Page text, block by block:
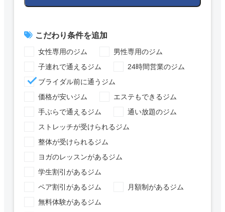
こだわり条件を追加
女性専用のジム
男性専用のジム
子連れで通えるジム
24時間営業のジム
ブライダル前に通うジム
価格が安いジム
エステもできるジム
手ぶらで通えるジム
通い放題のジム
ストレッチが受けられるジム
整体が受けられるジム
ヨガのレッスンがあるジム
学生割引があるジム
ペア割引があるジム
月額制があるジム
無料体験があるジム